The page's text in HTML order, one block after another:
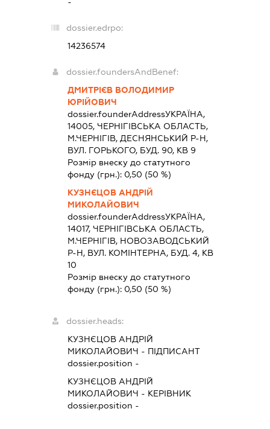
dossier.edrpo:
14236574
dossier.foundersAndBenef:
ДМИТРІЄВ ВОЛОДИМИР
ЮРІЙОВИЧ
dossier.founderAddressУКРАЇНА,
14005, ЧЕРНIГIВСЬКА ОБЛАСТЬ,
М.ЧЕРНІГІВ, ДЕСНЯНСЬКИЙ Р-Н,
ВУЛ. ГОРЬКОГО, БУД. 90, КВ 9
Розмір внеску до статутного
фонду (грн.): 0,50 (50 %)
КУЗНЄЦОВ АНДРІЙ
МИКОЛАЙОВИЧ
dossier.founderAddressУКРАЇНА,
14017, ЧЕРНIГIВСЬКА ОБЛАСТЬ,
М.ЧЕРНІГІВ, НОВОЗАВОДСЬКИЙ
Р-Н, ВУЛ. КОМІНТЕРНА, БУД. 4, КВ
10
Розмір внеску до статутного
фонду (грн.): 0,50 (50 %)
dossier.heads:
КУЗНЄЦОВ АНДРІЙ
МИКОЛАЙОВИЧ - ПІДПИСАНТ
dossier.position -
КУЗНЄЦОВ АНДРІЙ
МИКОЛАЙОВИЧ - КЕРІВНИК
dossier.position -